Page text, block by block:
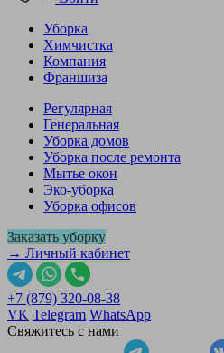
Уборка
Химчистка
Компания
Франшиза
Регулярная
Генеральная
Уборка домов
Уборка после ремонта
Мытье окон
Эко-уборка
Уборка офисов
Заказать уборку
→ Личный кабинет
+7 (879) 320-08-38
VK Telegram WhatsApp
Свяжитесь с нами